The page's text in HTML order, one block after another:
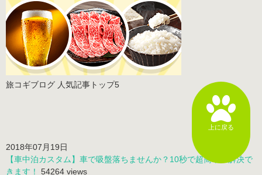
旅コギブログ 人気記事トップ5
2018年07月19日
【車中泊カスタム】車で吸盤落ちませんか？10秒で超簡単に解決で
きます！ 54264 views
上に戻る